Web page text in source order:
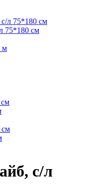
75*180 см
с/л